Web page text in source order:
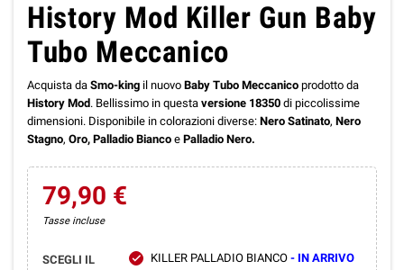
History Mod Killer Gun Baby
Tubo Meccanico
Acquista da Smo-king il nuovo Baby Tubo Meccanico prodotto da
History Mod. Bellissimo in questa versione 18350 di piccolissime
dimensioni. Disponibile in colorazioni diverse: Nero Satinato, Nero
Stagno, Oro, Palladio Bianco e Palladio Nero.
79,90 €
Tasse incluse
SCEGLI IL
check KILLER PALLADIO BIANCO- IN ARRIVO